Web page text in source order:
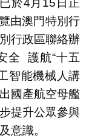
於4月15日正
由澳門特別行
行政區聯絡辦
全 護航“十五
智能機械人講
國產航空母艦
提升公眾參與
意識。